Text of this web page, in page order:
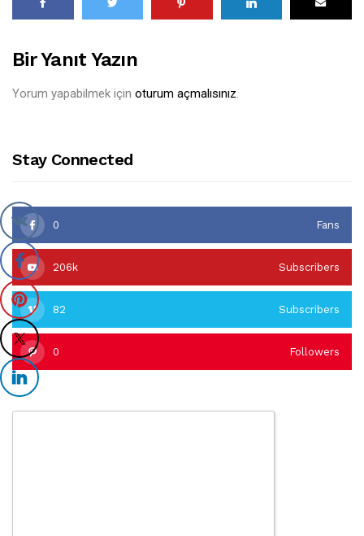
Bir Yanıt Yazın
Yorum yapabilmek için oturum açmalısınız.
Stay Connected
0 Fans
206k Subscribers
82 Subscribers
0 Followers